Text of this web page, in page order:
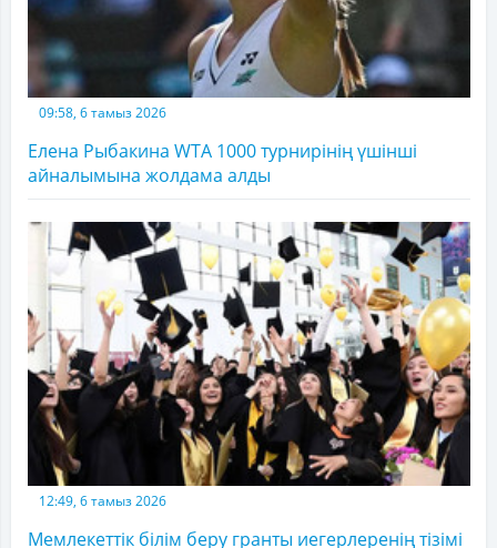
09:58, 6 тамыз 2026
Елена Рыбакина WTA 1000 турнирінің үшінші
айналымына жолдама алды
12:49, 6 тамыз 2026
Мемлекеттік білім беру гранты иегерлеренің тізімі